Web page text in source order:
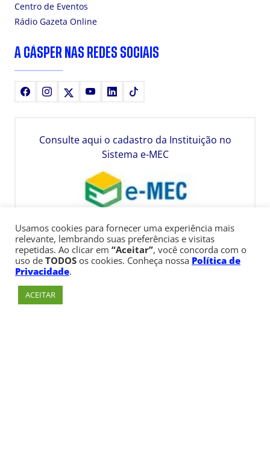
Centro de Eventos
Rádio Gazeta Online
A CÁSPER NAS REDES SOCIAIS
FacebookInstagram YoutubeLinkedIn
Consulte aqui o cadastro da Instituição no
Sistema e-MEC
Usamos cookies para fornecer uma experiência mais
relevante, lembrando suas preferências e visitas
repetidas. Ao clicar em “Aceitar”, você concorda com o
uso de TODOS os cookies. Conheça nossa Política de
Privacidade.
ACEITAR